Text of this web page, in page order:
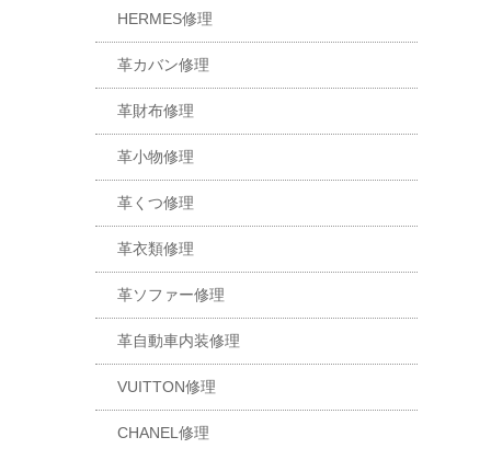
HERMES修理
革カバン修理
革財布修理
革小物修理
革くつ修理
革衣類修理
革ソファー修理
革自動車内装修理
VUITTON修理
CHANEL修理